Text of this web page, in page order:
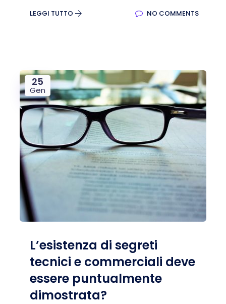
LEGGI TUTTO NO COMMENTS
25
Gen
L’esistenza di segreti
tecnici e commerciali deve
essere puntualmente
dimostrata?